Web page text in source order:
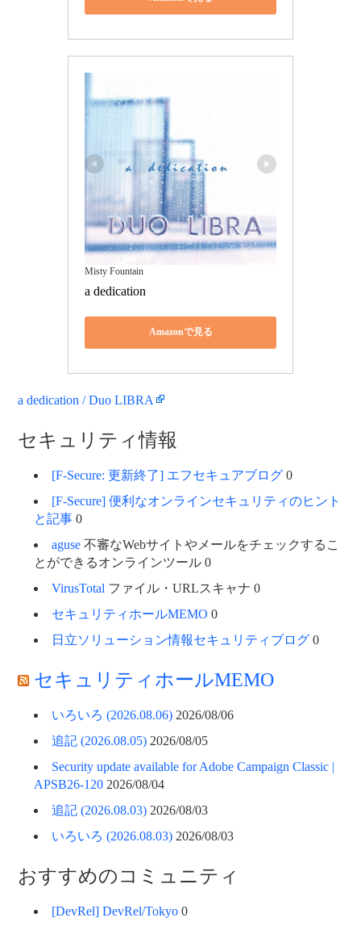
Misty Fountain
a dedication
Amazonで見る
a dedication / Duo LIBRA
セキュリティ情報
[F-Secure: 更新終了] エフセキュアブログ 0
[F-Secure] 便利なオンラインセキュリティのヒント
と記事 0
aguse 不審なWebサイトやメールをチェックするこ
とができるオンラインツール 0
VirusTotal ファイル・URLスキャナ 0
セキュリティホールMEMO 0
日立ソリューション情報セキュリティブログ 0
セキュリティホールMEMO
いろいろ (2026.08.06) 2026/08/06
追記 (2026.08.05) 2026/08/05
Security update available for Adobe Campaign Classic |
APSB26-120 2026/08/04
追記 (2026.08.03) 2026/08/03
いろいろ (2026.08.03) 2026/08/03
おすすめのコミュニティ
[DevRel] DevRel/Tokyo 0